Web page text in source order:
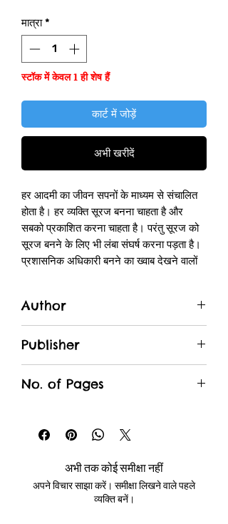
मात्रा *
स्टॉक में केवल 1 ही शेष हैं
कार्ट में जोड़ें
अभी खरीदें
हर आदमी का जीवन सपनों के माध्यम से संचालित
होता है। हर व्यक्ति सूरज बनना चाहता है और
सबको प्रकाशित करना चाहता है। परंतु सूरज को
सूरज बनने के लिए भी लंबा संघर्ष करना पड़ता है।
प्रशासनिक अधिकारी बनने का ख्वाब देखने वालों
सूर्यकांत और नीलिमा अपने इन्हीं मानसिक द्वंद्वों पर
विजय प्राप्त करते हैं। यह कहानी अश्वनी के अपने
बीहड़ गाँव से निकलकर बिलासपुर के गांधी चौक में
समस्याओं का समाधान कैसे करते हैं, इस उपन्यास
पुनः पद पाने के लिए संघर्ष की कहानी भी है। यह
तैयारी करने वाले युवाओं के संघर्ष, समर्पण और
सफलता की कहानी है।
Author
Publisher
No. of Pages
अभी तक कोई समीक्षा नहीं
अपने विचार साझा करें। समीक्षा लिखने वाले पहले
व्यक्ति बनें।